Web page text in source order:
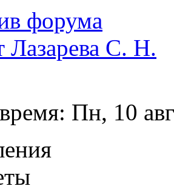
форума
Лазарева С. Н.
Пн, 10